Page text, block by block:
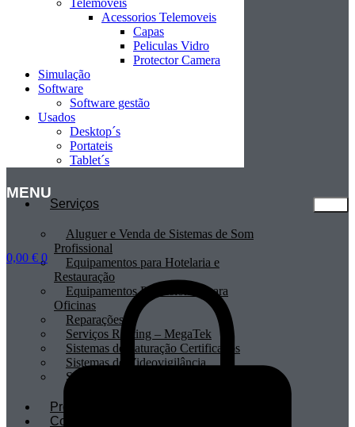
Telemóveis
Acessorios Telemoveis
Capas
Peliculas Vidro
Protector Camera
Simulação
Software
Software gestão
Usados
Desktop´s
Portateis
Tablet´s
MENU
Serviços
Aluguer e Venda de Sistemas de Som
Profissional
Equipamentos para Hotelaria e
Restauração
Equipamentos Profissionais para
Oficinas
Reparações
Serviços Renting – MegaTek
Sistemas de Faturação Certificados
Sistemas de Videovigilância
Sistemas POS
Profissionais
Contactos
0,00 € 0